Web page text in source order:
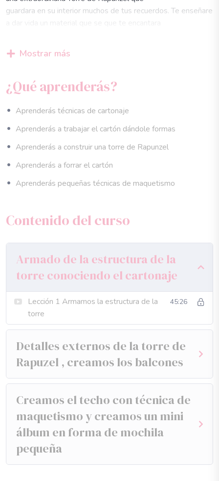
guardara en su interior muchos de tus recuerdos. Te enseñare
Te daré los tips y trucos básicos del modelismo en 3d,
con un enfoque único, original e innovador. Este taller online,
disfrutar desde la comodidad de tu casa. Abarca una técnica
nueva de modelismo del carton
contracolado o cartón gris de 2mm de espero.
tips y trucos fáciles para dar forma al material.
1.video tutorial, y patrones de las formas para poder realizar
estructura.
2.video tutorial, y patrones de las formas
en esta segunda parte realizaremos los detalles
constructivos de nuestra torre
3.video tutorial, patrones de las formas
en esta tercera parte realizaremos los detalles y el mini
“crea un mundo de formas y colores”
Mostrar más
¿Qué aprenderás?
Aprenderás técnicas de cartonaje
Aprenderás a trabajar el cartón dándole formas
Aprenderás a construir una torre de Rapunzel
Aprenderás a forrar el cartón
Aprenderás pequeñas técnicas de maquetismo
Contenido del curso
Armado de la estructura de la
torre conociendo el cartonaje
Lección 1 Armamos la estructura de la
torre
45:26
Detalles externos de la torre de
Rapuzel , creamos los balcones
Creamos el techo con técnica de
maquetismo y creamos un mini
álbum en forma de mochila
pequeña